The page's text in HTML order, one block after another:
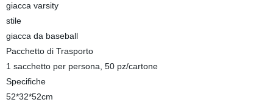
giacca varsity
stile
giacca da baseball
Pacchetto di Trasporto
1 sacchetto per persona, 50 pz/cartone
Specifiche
52*32*52cm